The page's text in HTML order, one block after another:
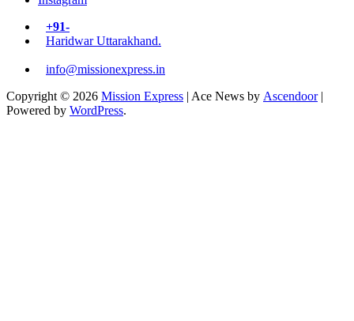
+91-
Haridwar Uttarakhand.
info@missionexpress.in
Copyright © 2026 Mission Express | Ace News by Ascendoor|
Powered by WordPress.